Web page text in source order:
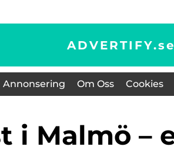
ADVERTIFY.se
Annonsering Om Oss Cookies